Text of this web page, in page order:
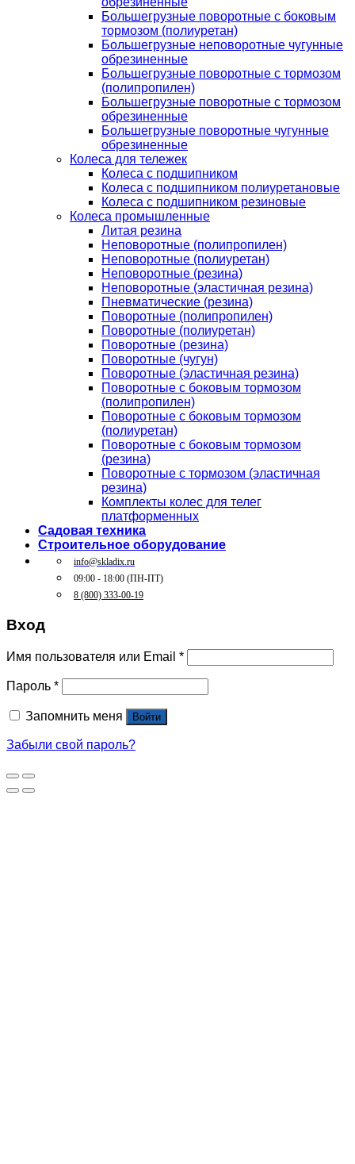
Большегрузные поворотные с боковым
тормозом (полиуретан)
Большегрузные неповоротные чугунные
обрезиненные
Большегрузные поворотные с тормозом
(полипропилен)
Большегрузные поворотные с тормозом
обрезиненные
Большегрузные поворотные чугунные
обрезиненные
Колеса для тележек
Колеса с подшипником
Колеса с подшипником полиуретановые
Колеса с подшипником резиновые
Колеса промышленные
Литая резина
Неповоротные (полипропилен)
Неповоротные (полиуретан)
Неповоротные (резина)
Неповоротные (эластичная резина)
Пневматические (резина)
Поворотные (полипропилен)
Поворотные (полиуретан)
Поворотные (резина)
Поворотные (чугун)
Поворотные (эластичная резина)
Поворотные c боковым тормозом
(полипропилен)
Поворотные c боковым тормозом
(полиуретан)
Поворотные c боковым тормозом
(резина)
Поворотные c тормозом (эластичная
резина)
Комплекты колес для телег
платформенных
Садовая техника
Строительное оборудование
info@skladix.ru
09:00 - 18:00 (ПН-ПТ)
8 (800) 333-00-19
Вход
Имя пользователя или Email *
Пароль *
Запомнить меня Войти
Забыли свой пароль?